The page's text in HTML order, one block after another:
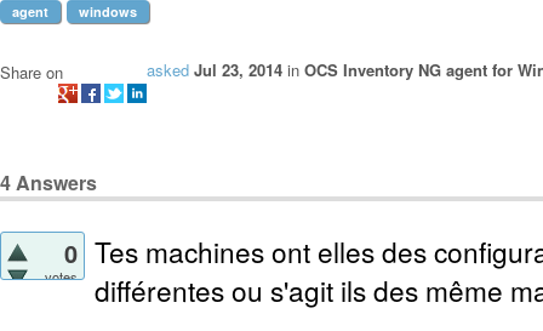
agent windows
asked Jul 23, 2014 in OCS Inventory NG agent for
Share on
4Answers
0
votes
Tes machines ont elles des
différentes ou s'agit ils des même